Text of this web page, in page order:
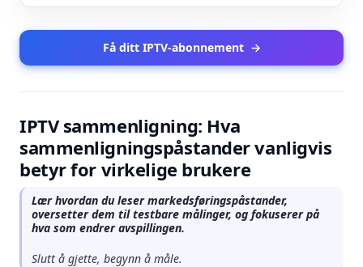
Få ditt IPTV-abonnement →
IPTV sammenligning: Hva
sammenligningspåstander vanligvis
betyr for virkelige brukere
Lær hvordan du leser markedsføringspåstander,
oversetter dem til testbare målinger, og fokuserer på
hva som endrer avspillingen.
Slutt å gjette, begynn å måle.